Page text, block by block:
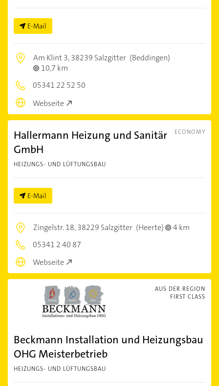
E-Mail
Am Klint 3,38239 Salzgitter (Beddingen)
10,7 km
05341 22 52 50
Webseite
ECONOMY
Hallermann Heizung und Sanitär
GmbH
HEIZUNGS- UND LÜFTUNGSBAU
E-Mail
Zingelstr. 18,38229 Salzgitter (Heerte)
4 km
05341 2 40 87
Webseite
AUS DER REGION
FIRST CLASS
Beckmann Installation und Heizungsbau
OHG Meisterbetrieb
HEIZUNGS- UND LÜFTUNGSBAU